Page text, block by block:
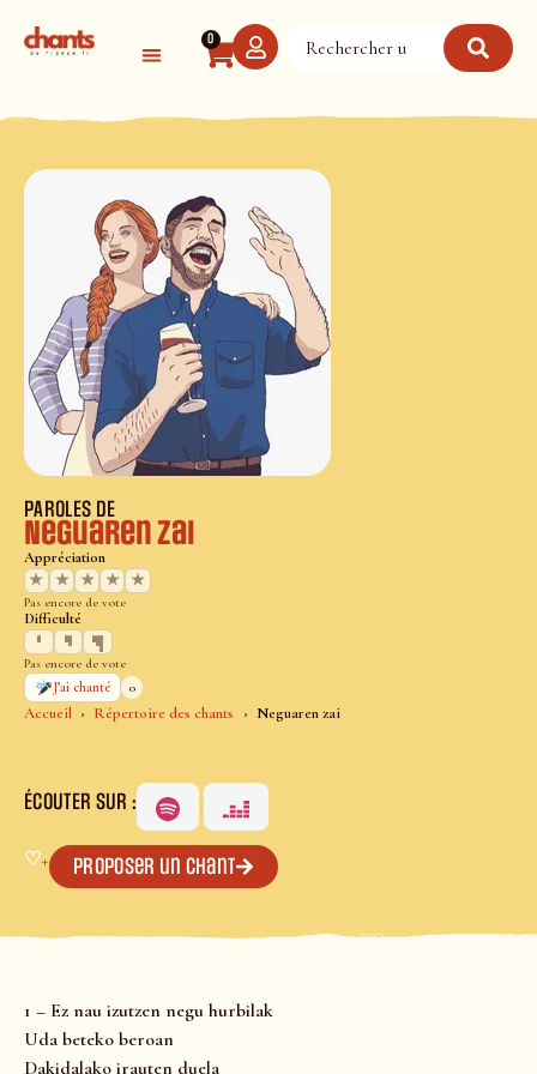
0
Accueil Répertoire des chants Neguaren zai
PAROLES DE
Neguaren zai
Appréciation
★
★ ★ ★ ★
Pas encore de vote
Difficulté
Pas encore de vote
J’ai chanté
0
ÉCOUTER SUR :
♡+ Proposer un chant
1 – Ez nau izutzen negu hurbilak
Uda beteko beroan
Dakidalako irauten duela